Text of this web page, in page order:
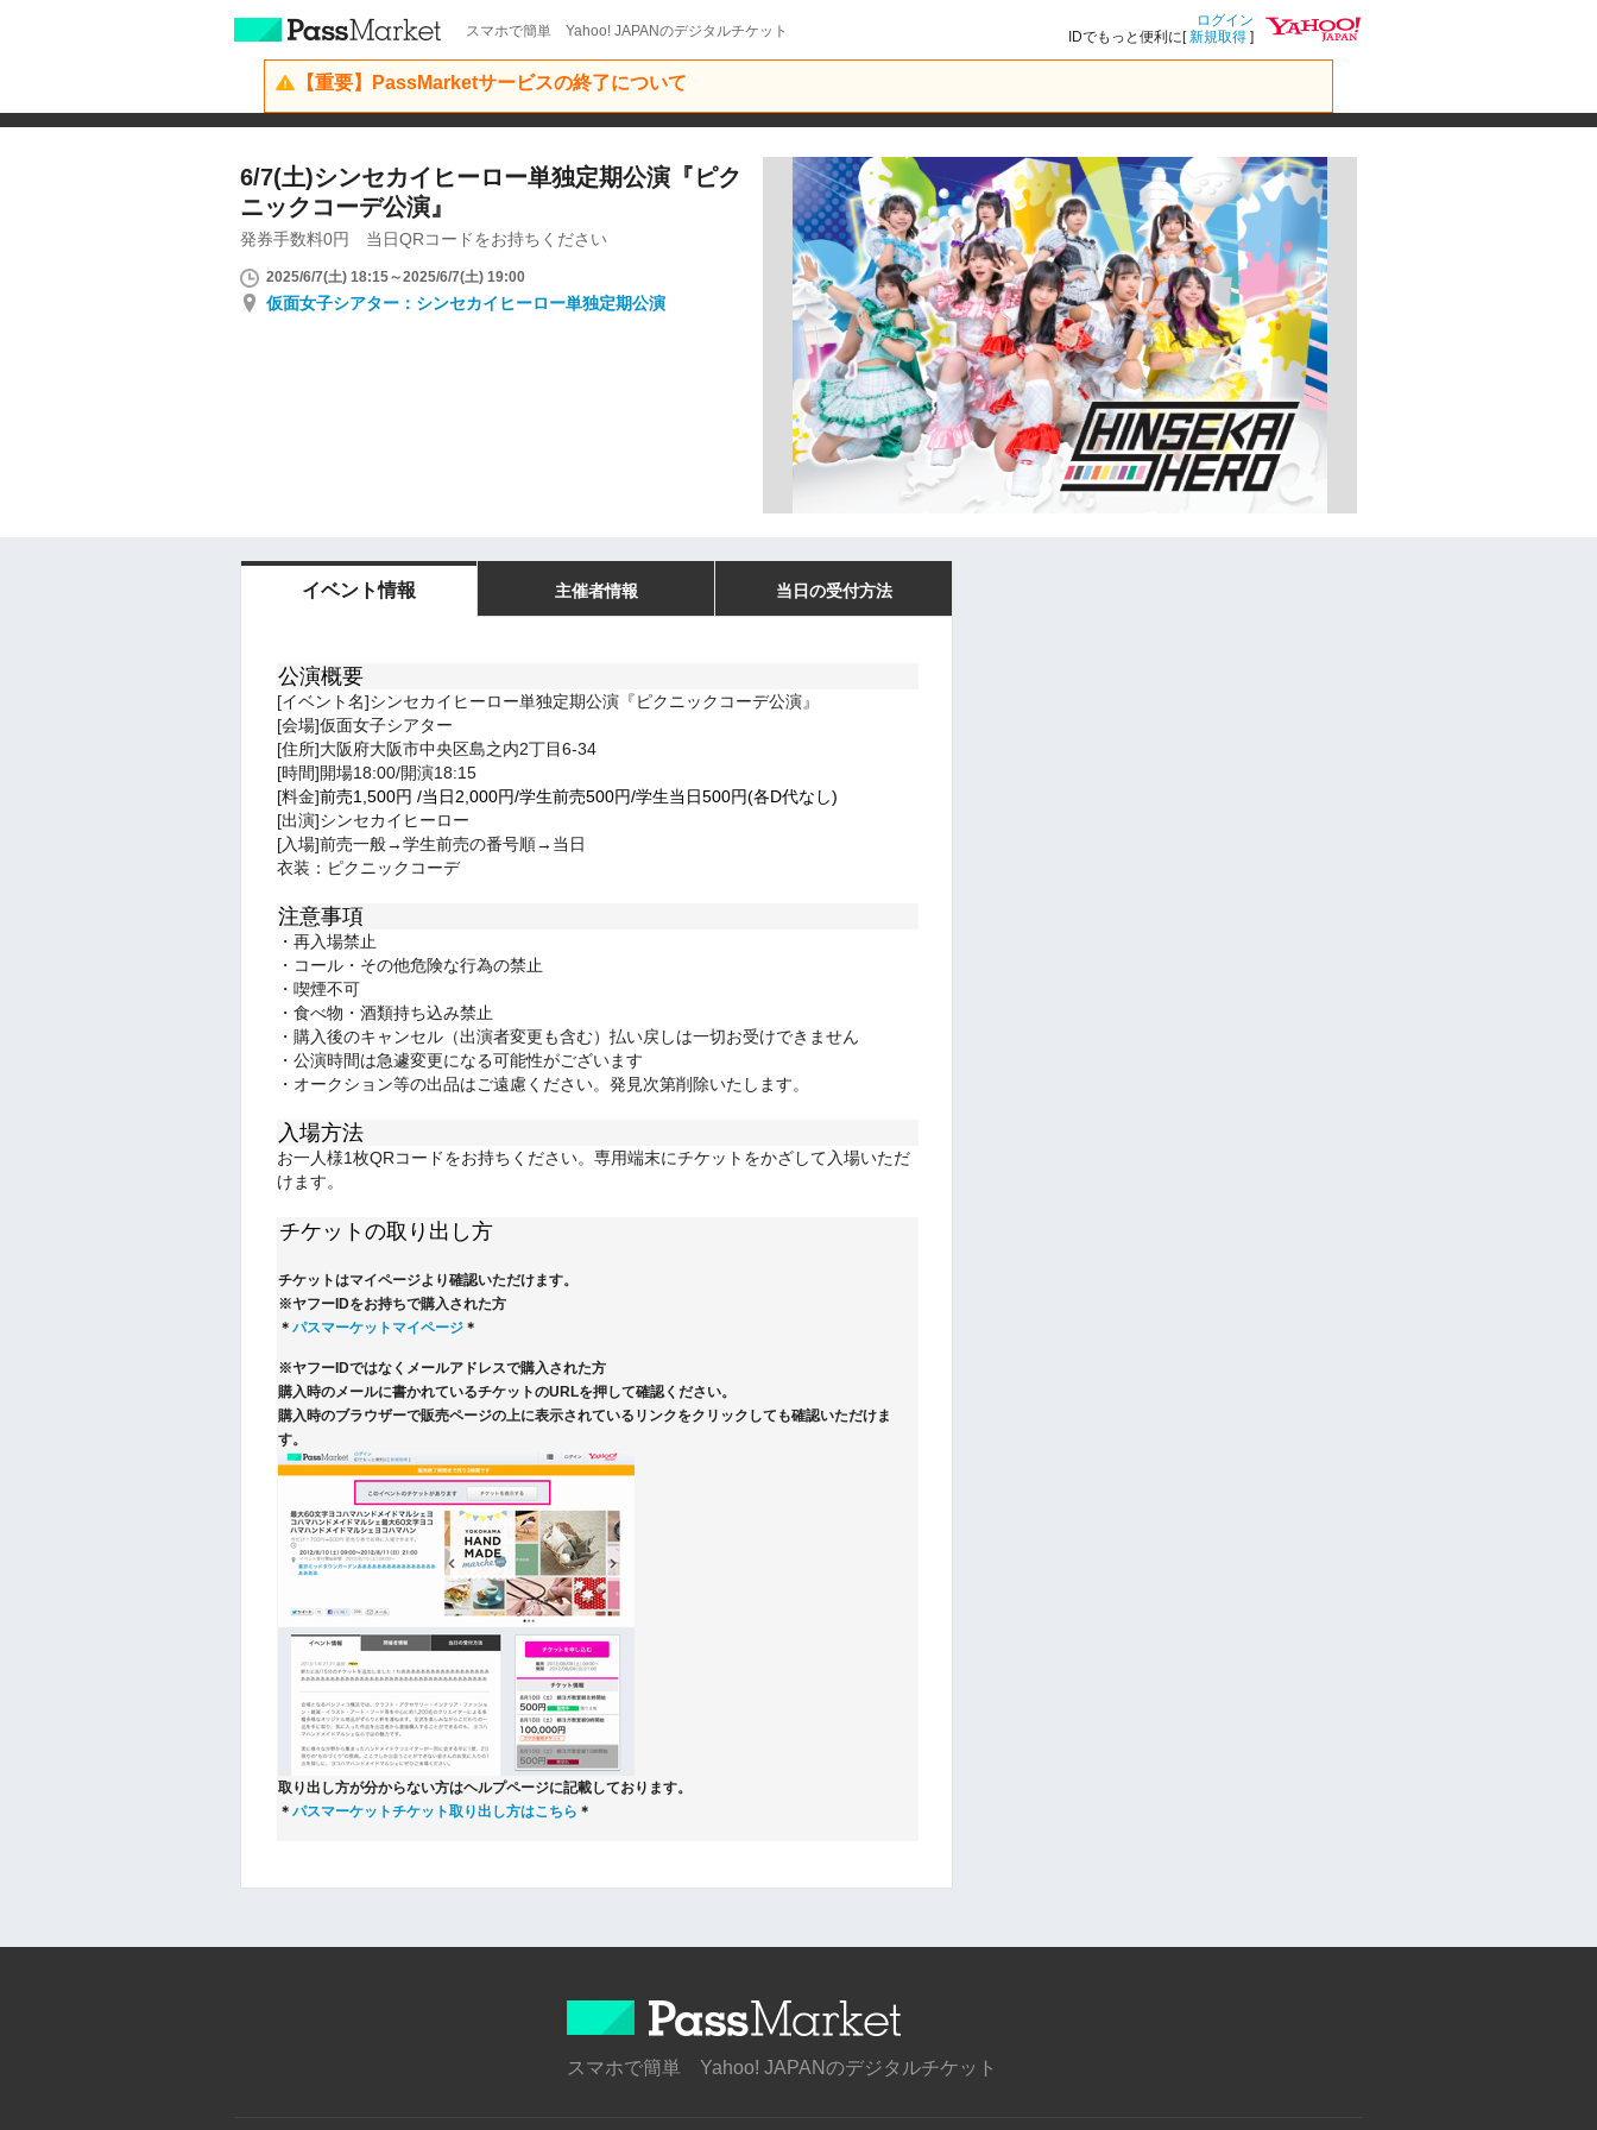
スマホで簡単 Yahoo! JAPANのデジタルチケット
ログイン
IDでもっと便利に[新規取得 ]
【重要】PassMarketサービスの終了について
6/7(土)シンセカイヒーロー単独定期公演『ピク
ニックコーデ公演』
発券手数料0円 当日QRコードをお持ちください
2025/6/7(土) 18:15～2025/6/7(土) 19:00
仮面女子シアター：シンセカイヒーロー単独定期公演
イベント情報 主催者情報 当日の受付方法
公演概要
[イベント名]シンセカイヒーロー単独定期公演『ピクニックコーデ公演』
[会場]仮面女子シアター
[住所]大阪府大阪市中央区島之内2丁目6-34
[時間]開場18:00/開演18:15
[料金]前売1,500円 /当日2,000円/学生前売500円/学生当日500円(各D代なし)
[出演]シンセカイヒーロー
[入場]前売一般→学生前売の番号順→当日
衣装：ピクニックコーデ
注意事項
・再入場禁止
・コール・その他危険な行為の禁止
・喫煙不可
・食べ物・酒類持ち込み禁止
・購入後のキャンセル（出演者変更も含む）払い戻しは一切お受けできません
・公演時間は急遽変更になる可能性がございます
・オークション等の出品はご遠慮ください。発見次第削除いたします。
入場方法
お一人様1枚QRコードをお持ちください。専用端末にチケットをかざして入場いただ
けます。
チケットの取り出し方
チケットはマイページより確認いただけます。
※ヤフーIDをお持ちで購入された方
＊ パスマーケットマイページ ＊
※ヤフーIDではなくメールアドレスで購入された方
購入時のメールに書かれているチケットのURLを押して確認ください。
購入時のブラウザーで販売ページの上に表示されているリンクをクリックしても確認いただけま
す。
取り出し方が分からない方はヘルプページに記載しております。
＊ パスマーケットチケット取り出し方はこちら ＊
スマホで簡単 Yahoo! JAPANのデジタルチケット